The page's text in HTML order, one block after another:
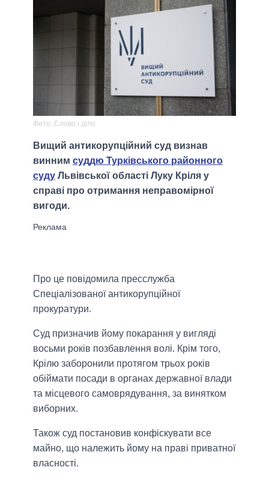
Фото: Слово і діло
Вищий антикорупційний суд визнав
винним суддю Турківського районного
суду Львівської області Луку Кріля у
справі про отримання неправомірної
вигоди.
Про це повідомила пресслужба
Спеціалізованої антикорупційної
прокуратури.
Суд призначив йому покарання у вигляді
восьми років позбавлення волі. Крім того,
Крілю заборонили протягом трьох років
обіймати посади в органах державної влади
та місцевого самоврядування, за винятком
виборних.
Також суд постановив конфіскувати все
майно, що належить йому на праві приватної
власності.